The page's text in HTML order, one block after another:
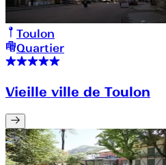
Toulon
Quartier
Vieille ville de Toulon